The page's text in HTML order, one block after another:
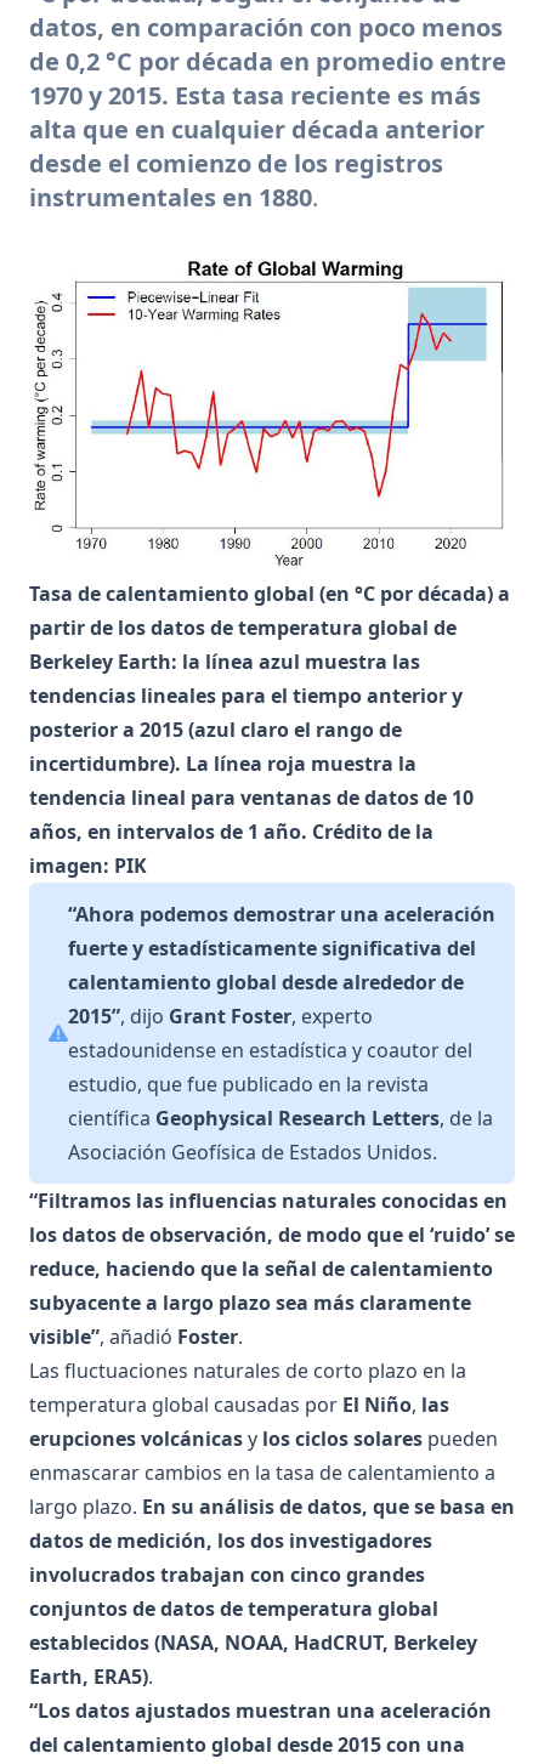
datos, en comparación con poco menos
de 0,2 °C por década en promedio entre
1970 y 2015. Esta tasa reciente es más
alta que en cualquier década anterior
desde el comienzo de los registros
instrumentales en 1880.
Tasa de calentamiento global (en °C por década) a
partir de los datos de temperatura global de
Berkeley Earth: la línea azul muestra las
tendencias lineales para el tiempo anterior y
posterior a 2015 (azul claro el rango de
incertidumbre). La línea roja muestra la
tendencia lineal para ventanas de datos de 10
años, en intervalos de 1 año. Crédito de la
imagen: PIK
“Ahora podemos demostrar una aceleración
fuerte y estadísticamente significativa del
calentamiento global desde alrededor de
2015”, dijo Grant Foster, experto
estadounidense en estadística y coautor del
estudio, que fue publicado en la revista
científica Geophysical Research Letters, de la
Asociación Geofísica de Estados Unidos.
“Filtramos las influencias naturales conocidas en
los datos de observación, de modo que el ‘ruido’ se
reduce, haciendo que la señal de calentamiento
subyacente a largo plazo sea más claramente
visible”, añadió Foster.
Las fluctuaciones naturales de corto plazo en la
temperatura global causadas por El Niño, las
erupciones volcánicasy los ciclos solares pueden
enmascarar cambios en la tasa de calentamiento a
largo plazo. En su análisis de datos, que se basa en
datos de medición, los dos investigadores
involucrados trabajan con cinco grandes
conjuntos de datos de temperatura global
establecidos (NASA, NOAA, HadCRUT, Berkeley
Earth, ERA5).
“Los datos ajustados muestran una aceleración
del calentamiento global desde 2015 con una